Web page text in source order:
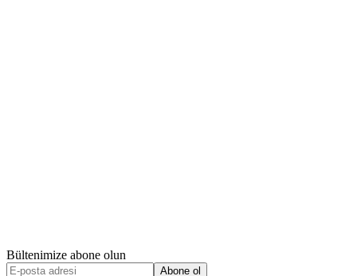
Bültenimize abone olun
Abone ol